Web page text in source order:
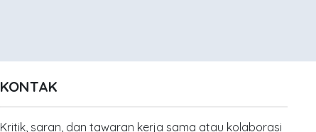
KONTAK
Kritik, saran, dan tawaran kerja sama atau kolaborasi